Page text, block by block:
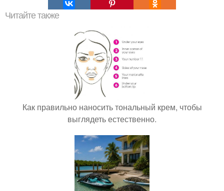
Читайте также
Как правильно наносить тональный крем, чтобы
выглядеть естественно.